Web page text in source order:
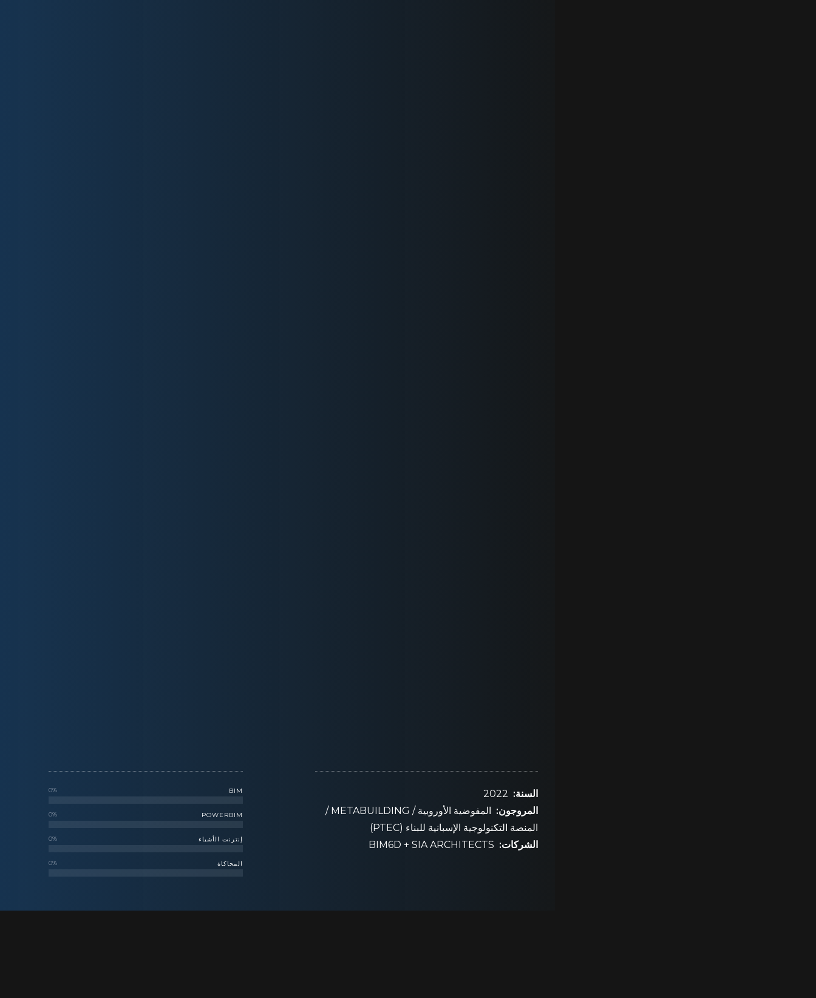
السنة:
المروجون:
المفوضية الأوروبية / METABUILDING /
المنصة التكنولوجية الإسبانية للبناء (PTEC)
الشركات:
BIM
0%
POWERBIM
0%
إنترنت الأشياء 0%
المحاكاة 0%